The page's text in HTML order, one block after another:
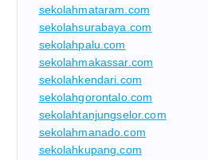
sekolahmataram.com
sekolahsurabaya.com
sekolahpalu.com
sekolahmakassar.com
sekolahkendari.com
sekolahgorontalo.com
sekolahtanjungselor.com
sekolahmanado.com
sekolahkupang.com